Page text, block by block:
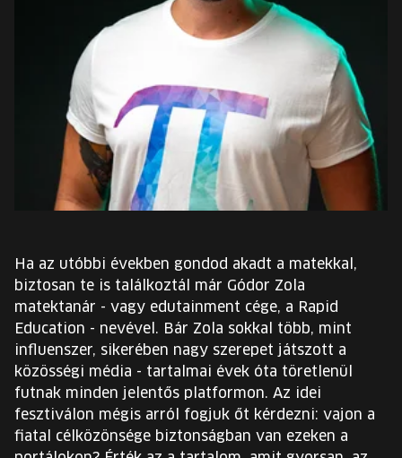
EURÓPA JÖVŐFESZTIVÁLJA
ELŐADÓK
INGYENES DIÁK- ÉS TANÁRREGISZTRÁCIÓ
JEGYEK
KOSÁR
EN
Change
language:
EN
Ha az utóbbi években gondod akadt a matekkal,
biztosan te is találkoztál már Gódor Zola
matektanár - vagy edutainment cége, a Rapid
Education - nevével. Bár Zola sokkal több, mint
influenszer, sikerében nagy szerepet játszott a
közösségi média - tartalmai évek óta töretlenül
futnak minden jelentős platformon. Az idei
fesztiválon mégis arról fogjuk őt kérdezni: vajon a
fiatal célközönsége biztonságban van ezeken a